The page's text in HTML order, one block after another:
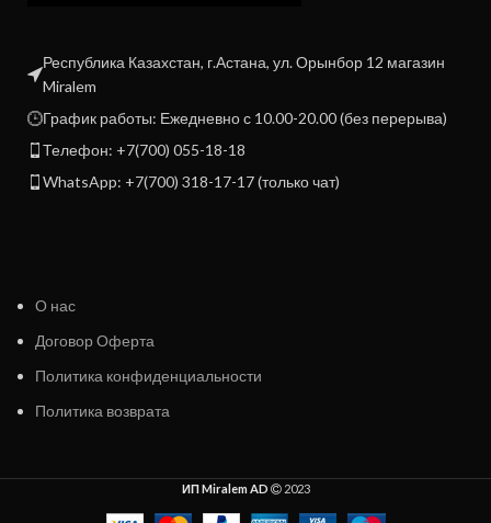
Республика Казахстан, г.Астана, ул. Орынбор 12 магазин
Miralem
График работы: Ежедневно с 10.00-20.00 (без перерыва)
Телефон: +7(700) 055-18-18
WhatsApp: +7(700) 318-17-17 (только чат)
О нас
Договор Оферта
Политика конфиденциальности
Политика возврата
ИП Miralem AD 2023